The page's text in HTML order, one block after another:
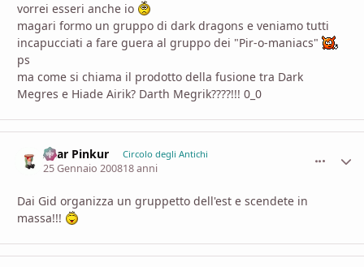
vorrei esseri anche io
magari formo un gruppo di dark dragons e veniamo tutti
incapucciati a fare guera al gruppo dei "Pir-o-maniacs"
ps
ma come si chiama il prodotto della fusione tra Dark
Megres e Hiade Airik? Darth Megrik????!!! 0_0
Azar Pinkur Circolo degli Antichi
25 Gennaio 200818 anni
Dai Gid organizza un gruppetto dell'est e scendete in
massa!!!